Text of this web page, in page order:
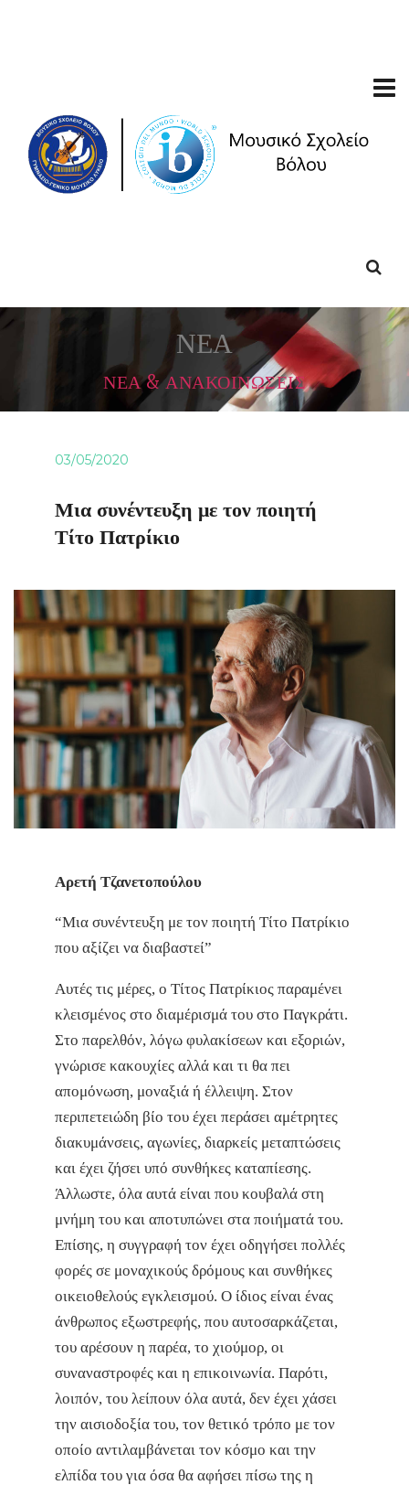
ΝΕΑ
ΝΕΑ & ΑΝΑΚΟΙΝΩΣΕΙΣ
03/05/2020
Μια συνέντευξη με τον ποιητή
Τίτο Πατρίκιο
Αρετή Τζανετοπούλου
“Μια συνέντευξη με τον ποιητή Τίτο Πατρίκιο
που αξίζει να διαβαστεί”
Αυτές τις μέρες, ο Τίτος Πατρίκιος παραμένει
κλεισμένος στο διαμέρισμά του στο Παγκράτι.
Στο παρελθόν, λόγω φυλακίσεων και εξοριών,
γνώρισε κακουχίες αλλά και τι θα πει
απομόνωση, μοναξιά ή έλλειψη. Στον
περιπετειώδη βίο του έχει περάσει αμέτρητες
διακυμάνσεις, αγωνίες, διαρκείς μεταπτώσεις
και έχει ζήσει υπό συνθήκες καταπίεσης.
Άλλωστε, όλα αυτά είναι που κουβαλά στη
μνήμη του και αποτυπώνει στα ποιήματά του.
Επίσης, η συγγραφή τον έχει οδηγήσει πολλές
φορές σε μοναχικούς δρόμους και συνθήκες
οικειοθελούς εγκλεισμού. Ο ίδιος είναι ένας
άνθρωπος εξωστρεφής, που αυτοσαρκάζεται,
του αρέσουν η παρέα, το χιούμορ, οι
συναναστροφές και η επικοινωνία. Παρότι,
λοιπόν, του λείπουν όλα αυτά, δεν έχει χάσει
την αισιοδοξία του, τον θετικό τρόπο με τον
οποίο αντιλαμβάνεται τον κόσμο και την
ελπίδα του για όσα θα αφήσει πίσω της η